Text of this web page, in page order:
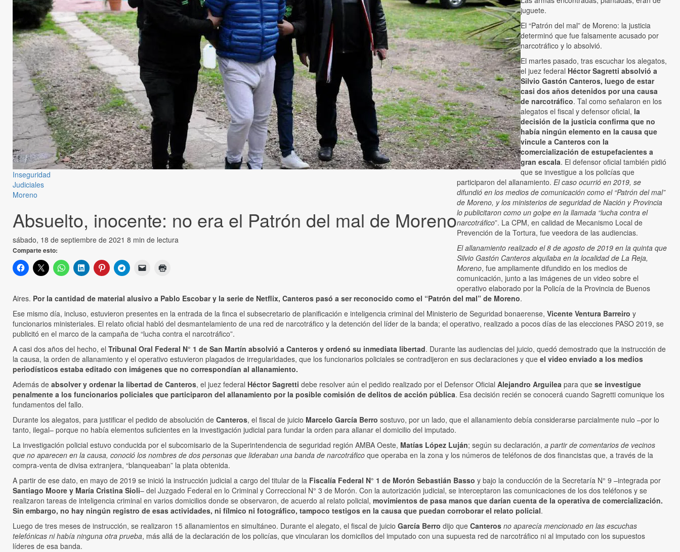
Inseguridad
Judiciales
Moreno
Absuelto, inocente: no era el Patrón del mal de Moreno
sábado, 18 de septiembre de 2021 8 min de lectura
Comparte esto:
juguete.
El “Patrón del mal” de Moreno: la justicia
determinó que fue falsamente acusado por
narcotráfico y lo absolvió.
El martes pasado, tras escuchar los alegatos,
el juez federal Héctor Sagretti absolvió a
Silvio Gastón Canteros, luego de estar
casi dos años detenidos por una causa
de narcotráfico. Tal como señalaron en los
alegatos el fiscal y defensor oficial, la
decisión de la justicia confirma que no
había ningún elemento en la causa que
vincule a Canteros con la
comercialización de estupefacientes a
gran escala. El defensor oficial también pidió
que se investigue a los policías que
participaron del allanamiento. El caso ocurrió en 2019, se
difundió en los medios de comunicación como el “Patrón del mal”
de Moreno, y los ministerios de seguridad de Nación y Provincia
lo publicitaron como un golpe en la llamada “lucha contra el
narcotráfico”. La CPM, en calidad de Mecanismo Local de
Prevención de la Tortura, fue veedora de las audiencias.
El allanamiento realizado el 8 de agosto de 2019 en la quinta que
Silvio Gastón Canteros alquilaba en la localidad de La Reja,
Moreno, fue ampliamente difundido en los medios de
comunicación, junto a las imágenes de un video sobre el
operativo elaborado por la Policía de la Provincia de Buenos
Aires. Por la cantidad de material alusivo a Pablo Escobar y la serie de Netflix, Canteros pasó a ser reconocido como el “Patrón del mal” de Moreno.
Ese mismo día, incluso, estuvieron presentes en la entrada de la finca el subsecretario de planificación e inteligencia criminal del Ministerio de Seguridad bonaerense, Vicente Ventura Barreiro y
funcionarios ministeriales. El relato oficial habló del desmantelamiento de una red de narcotráfico y la detención del líder de la banda; el operativo, realizado a pocos días de las elecciones PASO 2019, se
publicitó en el marco de la campaña de “lucha contra el narcotráfico”.
A casi dos años del hecho, el Tribunal Oral Federal N° 1 de San Martín absolvió a Canteros y ordenó su inmediata libertad. Durante las audiencias del juicio, quedó demostrado que la instrucción de
la causa, la orden de allanamiento y el operativo estuvieron plagados de irregularidades, que los funcionarios policiales se contradijeron en sus declaraciones y que el video enviado a los medios
periodísticos estaba editado con imágenes que no correspondían al allanamiento.
Además de absolver y ordenar la libertad de Canteros, el juez federal Héctor Sagretti debe resolver aún el pedido realizado por el Defensor Oficial Alejandro Arguilea para que se investigue
penalmente a los funcionarios policiales que participaron del allanamiento por la posible comisión de delitos de acción pública. Esa decisión recién se conocerá cuando Sagretti comunique los
fundamentos del fallo.
Durante los alegatos, para justificar el pedido de absolución de Canteros, el fiscal de juicio Marcelo García Berro sostuvo, por un lado, que el allanamiento debía considerarse parcialmente nulo –por lo
tanto, ilegal– porque no había elementos suficientes en la investigación judicial para fundar la orden para allanar el domicilio del imputado.
La investigación policial estuvo conducida por el subcomisario de la Superintendencia de seguridad región AMBA Oeste, Matías López Luján; según su declaración, a partir de comentarios de vecinos
que no aparecen en la causa, conoció los nombres de dos personas que lideraban una banda de narcotráfico que operaba en la zona y los números de teléfonos de dos financistas que, a través de la
compra-venta de divisa extranjera, “blanqueaban” la plata obtenida.
A partir de ese dato, en mayo de 2019 se inició la instrucción judicial a cargo del titular de la Fiscalía Federal N° 1 de Morón Sebastián Basso y bajo la conducción de la Secretaría N° 9 –integrada por
Santiago Moore y María Cristina Sioli– del Juzgado Federal en lo Criminal y Correccional N° 3 de Morón. Con la autorización judicial, se interceptaron las comunicaciones de los dos teléfonos y se
realizaron tareas de inteligencia criminal en varios domicilios donde se observaron, de acuerdo al relato policial, movimientos de pasa manos que darían cuenta de la operativa de comercialización.
Sin embargo, no hay ningún registro de esas actividades, ni fílmico ni fotográfico, tampoco testigos en la causa que puedan corroborar el relato policial.
Luego de tres meses de instrucción, se realizaron 15 allanamientos en simultáneo. Durante el alegato, el fiscal de juicio García Berro dijo que Canteros no aparecía mencionado en las escuchas
telefónicas ni había ninguna otra prueba, más allá de la declaración de los policías, que vincularan los domicilios del imputado con una supuesta red de narcotráfico ni al imputado con los supuestos
líderes de esa banda.